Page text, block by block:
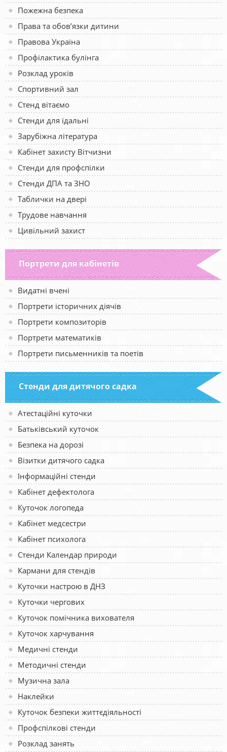
Пожежна безпека
Права та обов’язки дитини
Правова Україна
Профілактика булінга
Розклад уроків
Спортивний зал
Стенд вітаємо
Стенди для їдальні
Зарубіжна література
Кабінет захисту Вітчизни
Стенди для профспілки
Стенди ДПА та ЗНО
Таблички на двері
Трудове навчання
Цивільний захист
Портрети для кабінетів
Видатні вчені
Портрети історичних діячів
Портрети композиторів
Портрети математиків
Портрети письменників та поетів
Стенди для дитячого садка
Атестаційні куточки
Батьківський куточок
Безпека на дорозі
Візитки дитячого садка
Інформаційні стенди
Кабінет дефектолога
Куточок логопеда
Кабінет медсестри
Кабінет психолога
Стенди Календар природи
Кармани для стендів
Куточки настрою в ДНЗ
Куточки чергових
Куточок помічника вихователя
Куточок харчування
Медичні стенди
Методичні стенди
Музична зала
Наклейки
Куточок безпеки життєдіяльності
Профспілкові стенди
Розклад занять